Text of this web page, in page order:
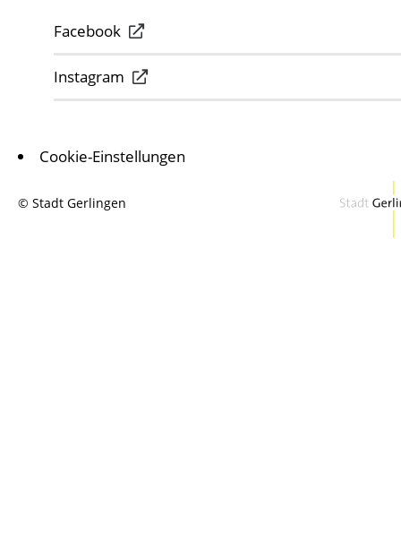
Facebook
Instagram
Cookie-Einstellungen
© Stadt Gerlingen